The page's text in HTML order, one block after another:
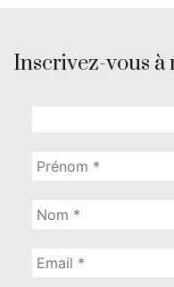
Inscrivez-vous à